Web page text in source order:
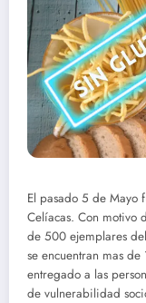
El pasado 5 de Mayo
Celíacas. Con motivo
de 500 ejemplares
se encuentran mas
entregado a las
de vulnerabilidad